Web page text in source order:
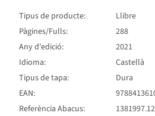
Tipus de producte:
Llibre
Pàgines/Fulls:
288
Any d'edició:
2021
Idioma:
Castellà
Tipus de tapa:
Dura
EAN:
Referència Abacus:
1381997.12